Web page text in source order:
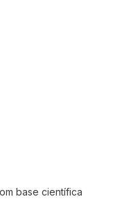
base científica